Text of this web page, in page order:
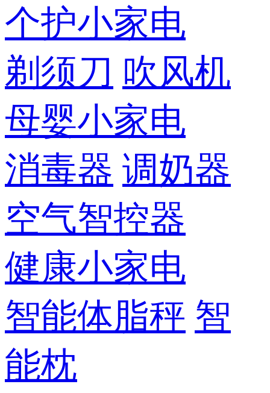
个护小家电
剃须刀 吹风机
母婴小家电
消毒器 调奶器
空气智控器
健康小家电
智能体脂秤 智
能枕